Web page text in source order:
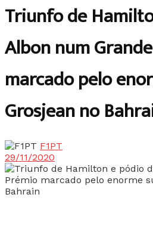
Triunfo de
Albon num
marcado pelo
Grosjean no
F1PT
29/11/2020